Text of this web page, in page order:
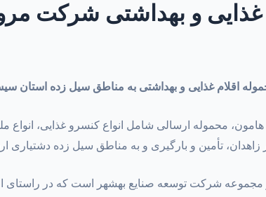
غذایی و بهداشتی شرکت
اقلام غذایی و بهداشتی به مناطق سیل زده استان
محموله ارسالی شامل انواع کنسرو غذایی، انواع
تأمین و بارگیری و به مناطق سیل زده
شرکت توسعه صنایع بهشهر است که در راستای